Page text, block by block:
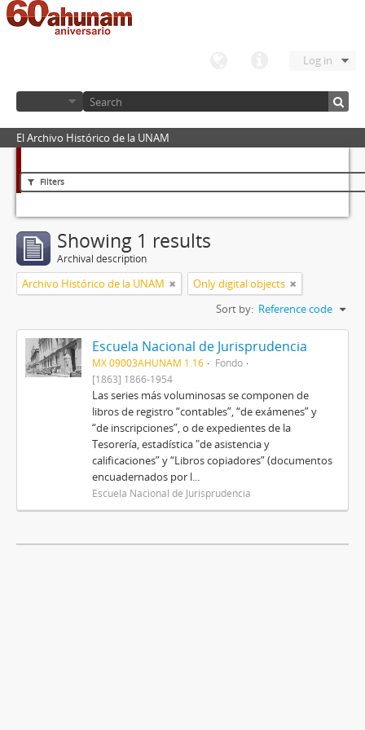
Log in
El Archivo Histórico de la UNAM
Filters
Showing 1 results
Archival description
Archivo Histórico de la UNAM
Only digital objects
Sort by: Reference code
Escuela Nacional de Jurisprudencia
MX 09003AHUNAM 1.16
Fondo
[1863] 1866-1954
Las series más voluminosas se componen de
libros de registro “contables”, “de exámenes” y
“de inscripciones”, o de expedientes de la
Tesorería, estadística "de asistencia y
calificaciones” y “Libros copiadores” (documentos
encuadernados por l...
Escuela Nacional de Jurisprudencia